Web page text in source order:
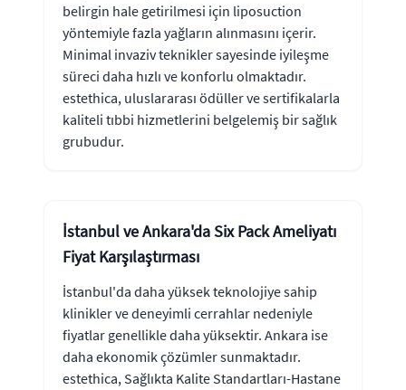
belirgin hale getirilmesi için liposuction
yöntemiyle fazla yağların alınmasını içerir.
Minimal invaziv teknikler sayesinde iyileşme
süreci daha hızlı ve konforlu olmaktadır.
estethica, uluslararası ödüller ve sertifikalarla
kaliteli tıbbi hizmetlerini belgelemiş bir sağlık
grubudur.
İstanbul ve Ankara'da Six Pack Ameliyatı
Fiyat Karşılaştırması
İstanbul'da daha yüksek teknolojiye sahip
klinikler ve deneyimli cerrahlar nedeniyle
fiyatlar genellikle daha yüksektir. Ankara ise
daha ekonomik çözümler sunmaktadır.
estethica, Sağlıkta Kalite Standartları-Hastane